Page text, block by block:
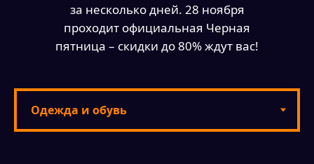
за несколько дней. 28 ноября
проходит официальная Черная
пятница – скидки до 80% ждут вас!